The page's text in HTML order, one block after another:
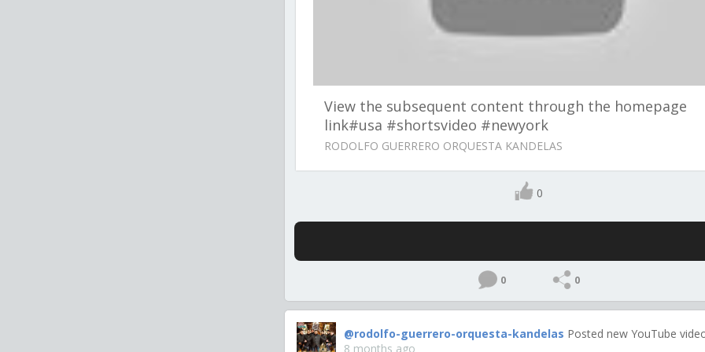
View the subsequent content through the homepage
link#usa #shortsvideo #newyork
RODOLFO GUERRERO ORQUESTA KANDELAS
0
0 0
@rodolfo-guerrero-orquesta-kandelas Posted new YouTube
8 months ago